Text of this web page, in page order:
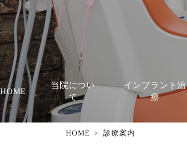
HOME
当院につい
て
インプラント治
療
HOME 診療案内